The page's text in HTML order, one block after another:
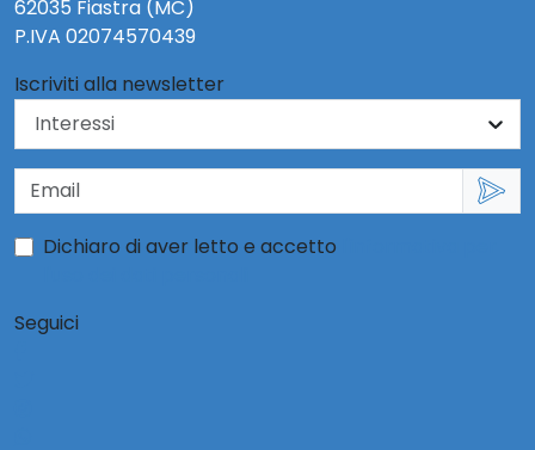
62035 Fiastra (MC)
P.IVA 02074570439
Iscriviti alla newsletter
Dichiaro di aver letto e accetto
Seguici